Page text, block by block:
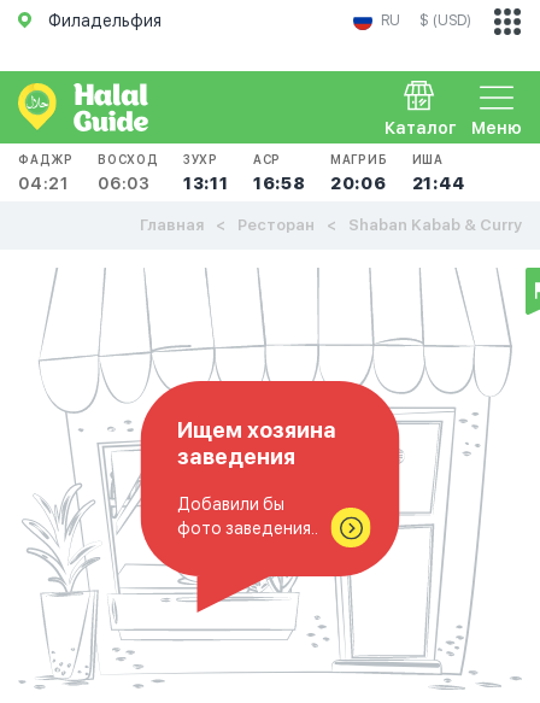
Филадельфия RU $ (USD)
Меню
Каталог
ФАДЖР
04:21
ВОСХОД
06:03
ЗУХР
13:11
АСР
16:58
МАГРИБ
20:06
ИША
21:44
Главная Ресторан Shaban Kabab & Curry
Ищем хозяина
заведения
Добавили бы
фото заведения..